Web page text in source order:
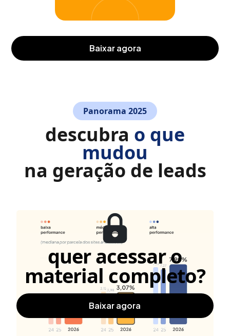
baixar agora
Panorama 2025
descubra o que
mudou
na geração de leads
quer acessar o
material completo?
baixar agora